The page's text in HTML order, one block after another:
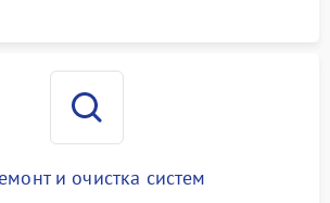
и очистка систем